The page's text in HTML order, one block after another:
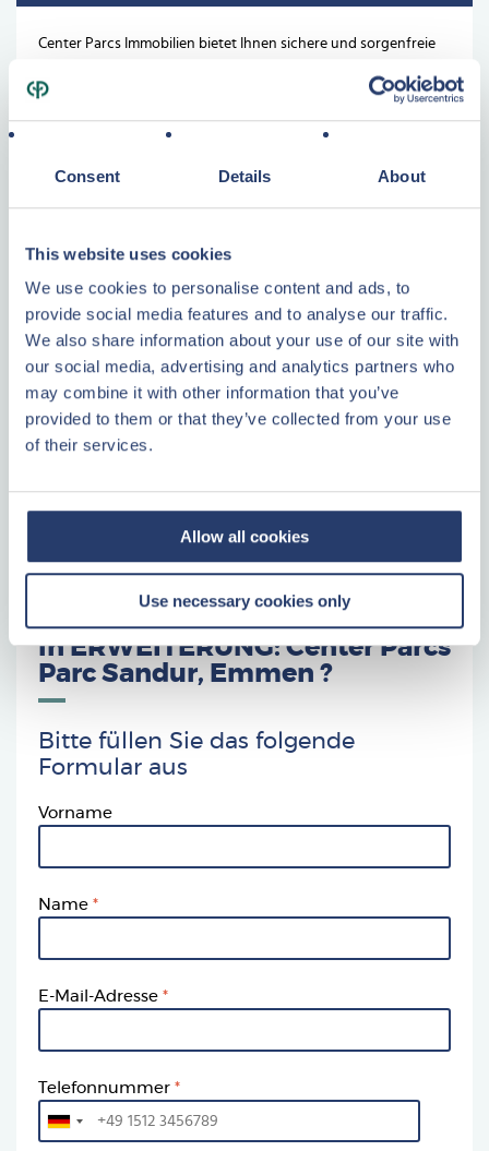
Consent Details About
This website uses cookies
We use cookies to personalise content and ads, to
provide social media features and to analyse our traffic.
We also share information about your use of our site with
our social media, advertising and analytics partners who
may combine it with other information that you’ve
provided to them or that they’ve collected from your use
of their services.
Allow all cookies
Use necessary cookies only
Center Parcs Immobilien bietet Ihnen sichere und sorgenfreie
Standorten gelegenen Ferienimmobilien. Die garantierten
kontinuierlichen Mieteinnahmen und kostenfreie Verwaltung
Eigentümer einer Center Parcs Ferienunterkunft. Die Gruppe
Pierre & Vacances-Center Parcs ist schon seit nunmehr 50
Urlaubsanlagen in Europa.
WEITERLESEN
Weitere Informationen?
bel 010 766 76 70.
Interesse an Type
Wiedenburgh
inERWEITERUNG: Center Parcs
Parc Sandur, Emmen ?
Bitte füllen Sie das folgende
Formular aus
Vorname
Name
E-Mail-Adresse
Telefonnummer